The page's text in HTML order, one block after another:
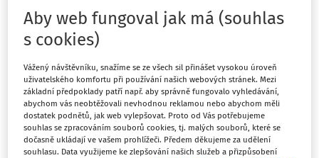
“), zejména jeho novely – zákon č.
239/2013
Sb., kterým se mění zákon č.56/2001 Sb., o podmínkách
provozu vozidel na pozemních komunikacích a o změně
zákona č. 168/1999 Sb.
, o pojištění odpovědnosti za škodu
způsobenou provozem vozidla a o změně některých
souvisejících zákonů (zákon o pojištění odpovědnosti z
provozu vozidla ), ve znění zákona č.307/1999 Sb., ve znění
pozdějších předpisů, a další související zákony, ve znění
pozdějších předpisů (dále jen „zákon č.239/2013 Sb.“),
Aby web fungoval jak má (souhlas
s cookies)
Vážený návštěvníku, snažíme se ze všech sil přinášet vysokou úroveň
uživatelského komfortu při používání našich webových stránek. Mezi
základní předpoklady patří např. aby správně fungovalo vyhledávání,
abychom vás neobtěžovali nevhodnou reklamou nebo abychom měli
dostatek podnětů, jak web vylepšovat. Proto od Vás potřebujeme
souhlas se zpracováním souborů cookies, tj. malých souborů, které se
dočasně ukládají ve vašem prohlížeči. Předem děkujeme za udělení
souhlasu. Data využijeme ke zlepšování našich služeb a přizpůsobení